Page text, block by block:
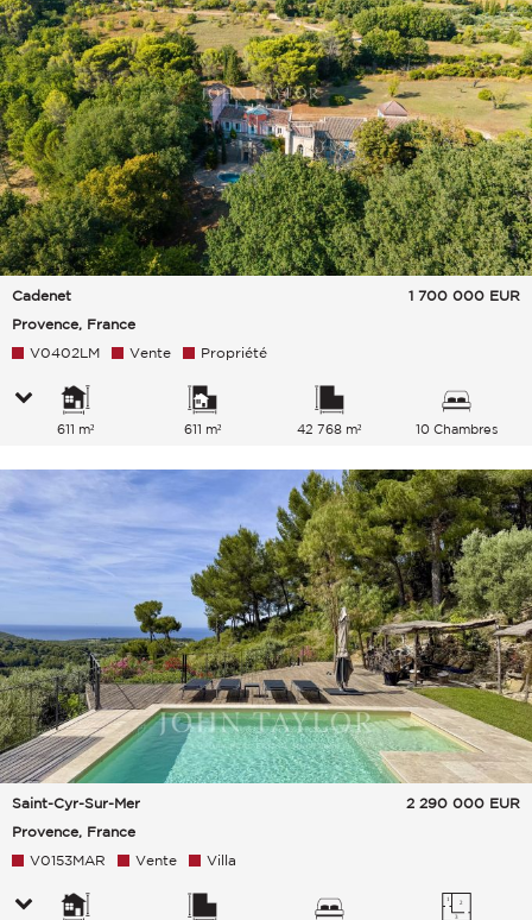
Cadenet
Provence, France
1 700 000 EUR
V0402LM Vente Propriété
611 m² 611 m² 42 768 m² 10 Chambres
Saint-Cyr-Sur-Mer
Provence, France
2 290 000 EUR
V0153MAR Vente Villa